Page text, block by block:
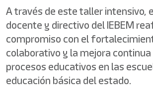
A través de este taller intensivo,
docente y directivo del IEBEM
compromiso con el
colaborativo y la mejora continua
procesos educativos en las
educación básica del estado.